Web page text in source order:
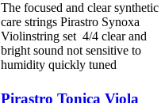
The focused and clear synthetic
care strings Pirastro Synoxa
Violinstring set 4/4 clear and
bright sound not sensitive to
humidity quickly tuned
Pirastro Tonica Viola